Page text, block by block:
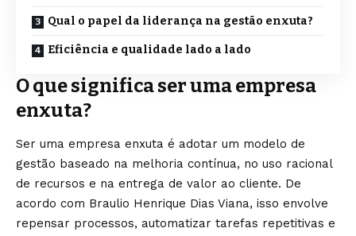
Qual o papel da liderança na gestão enxuta?
Eficiência e qualidade lado a lado
O que significa ser uma empresa
enxuta?
Ser uma empresa enxuta é adotar um modelo de
gestão baseado na melhoria contínua, no uso racional
de recursos e na entrega de valor ao cliente. De
acordo com Braulio Henrique Dias Viana, isso envolve
repensar processos, automatizar tarefas repetitivas e